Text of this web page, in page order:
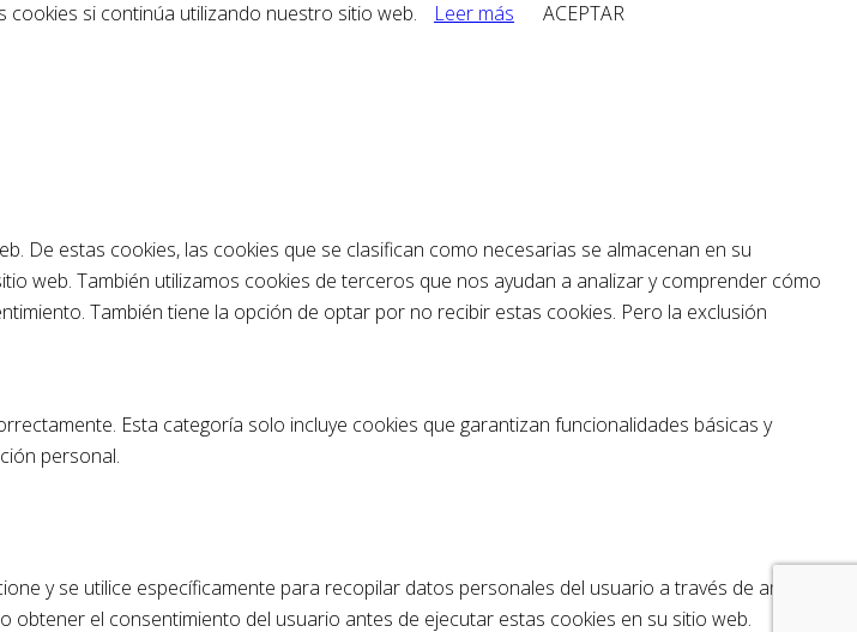
si continúa utilizando nuestro sitio web.
Leer más ACEPTAR
De estas cookies, las cookies que se clasifican como necesarias se almacenan en su
web. También utilizamos cookies de terceros que nos ayudan a analizar y comprender cómo
También tiene la opción de optar por no recibir estas cookies. Pero la exclusión
Esta categoría solo incluye cookies que garantizan funcionalidades básicas y
personal.
y se utilice específicamente para recopilar datos personales del usuario a través de análisis,
el consentimiento del usuario antes de ejecutar estas cookies en su sitio web.